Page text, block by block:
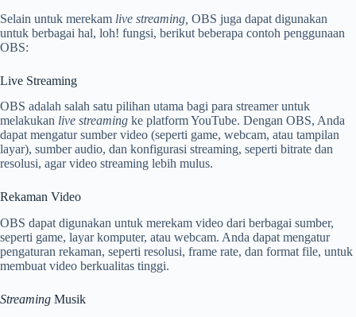
Selain untuk merekam live streaming, OBS juga dapat digunakan
untuk berbagai hal, loh! fungsi, berikut beberapa contoh penggunaan
OBS:
Live Streaming
OBS adalah salah satu pilihan utama bagi para streamer untuk
melakukan live streaming ke platform YouTube. Dengan OBS, Anda
dapat mengatur sumber video (seperti game, webcam, atau tampilan
layar), sumber audio, dan konfigurasi streaming, seperti bitrate dan
resolusi, agar video streaming lebih mulus.
Rekaman Video
OBS dapat digunakan untuk merekam video dari berbagai sumber,
seperti game, layar komputer, atau webcam. Anda dapat mengatur
pengaturan rekaman, seperti resolusi, frame rate, dan format file, untuk
membuat video berkualitas tinggi.
Streaming Musik